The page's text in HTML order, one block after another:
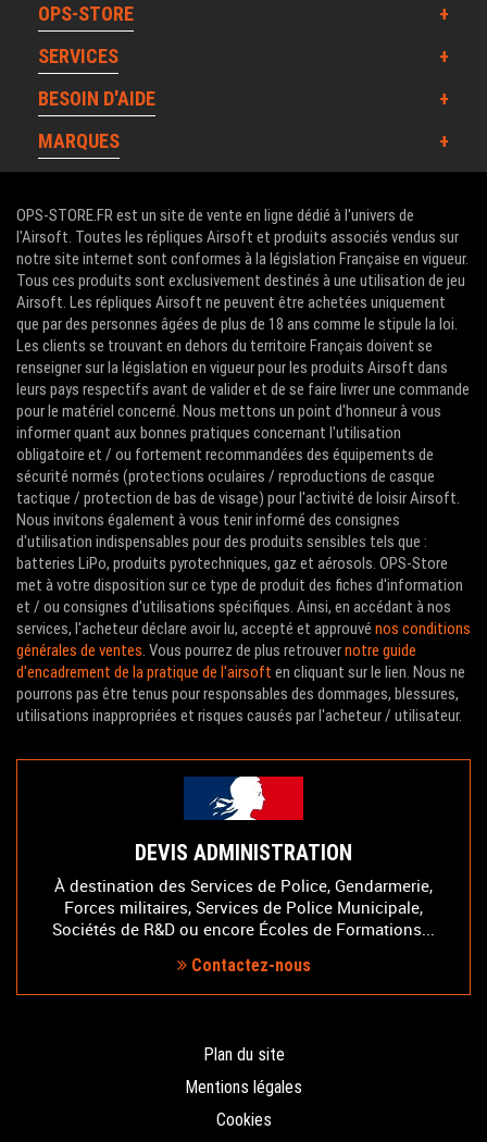
OPS-STORE
SERVICES
BESOIN D'AIDE
MARQUES
OPS-STORE.FR est un site de vente en ligne dédié à l'univers de
l'Airsoft. Toutes les répliques Airsoft et produits associés vendus sur
notre site internet sont conformes à la législation Française en vigueur.
Tous ces produits sont exclusivement destinés à une utilisation de jeu
Airsoft. Les répliques Airsoft ne peuvent être achetées uniquement
que par des personnes âgées de plus de 18 ans comme le stipule la loi.
Les clients se trouvant en dehors du territoire Français doivent se
renseigner sur la législation en vigueur pour les produits Airsoft dans
leurs pays respectifs avant de valider et de se faire livrer une commande
pour le matériel concerné. Nous mettons un point d'honneur à vous
informer quant aux bonnes pratiques concernant l'utilisation
obligatoire et / ou fortement recommandées des équipements de
sécurité normés (protections oculaires / reproductions de casque
tactique / protection de bas de visage) pour l'activité de loisir Airsoft.
Nous invitons également à vous tenir informé des consignes
d'utilisation indispensables pour des produits sensibles tels que :
batteries LiPo, produits pyrotechniques, gaz et aérosols. OPS-Store
met à votre disposition sur ce type de produit des fiches d'information
et / ou consignes d'utilisations spécifiques. Ainsi, en accédant à nos
services, l'acheteur déclare avoir lu, accepté et approuvé nos conditions
générales de ventes . Vous pourrez de plus retrouvernotre guide
d'encadrement de la pratique de l'airsoft en cliquant sur le lien. Nous ne
pourrons pas être tenus pour responsables des dommages, blessures,
utilisations inappropriées et risques causés par l'acheteur / utilisateur.
DEVIS ADMINISTRATION
À destination des Services de Police, Gendarmerie,
Forces militaires, Services de Police Municipale,
Sociétés de R&D ou encore Écoles de Formations...
Contactez-nous
Plan du site
Mentions légales
Cookies